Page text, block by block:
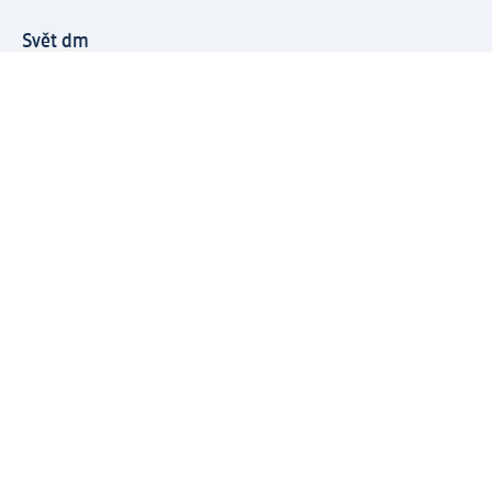
Svět dm